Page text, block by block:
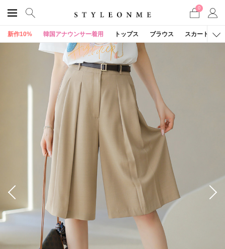
0
新作10% 韓国アナウンサー着用 トップス ブラウス スカート